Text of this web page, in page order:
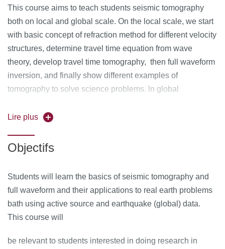
This course aims to teach students seismic tomography
both on local and global scale. On the local scale, we start
with basic concept of refraction method for different velocity
structures, determine travel time equation from wave
theory, develop travel time tomography, then full waveform
inversion, and finally show different examples of
tomography to solve science problems. ln global
tomography, normal mode tomography, waveform
Lire plus
Objectifs
Students will learn the basics of seismic tomography and
full waveform and their applications to real earth problems
bath using active source and earthquake (global) data.
This course will
be relevant to students interested in doing research in